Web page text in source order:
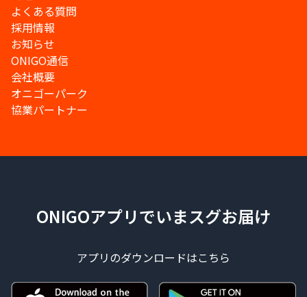
よくある質問
採用情報
お知らせ
ONIGO通信
会社概要
オニゴーパーク
協業パートナー
ONIGOアプリでいまスグお届け
アプリのダウンロードはこちら